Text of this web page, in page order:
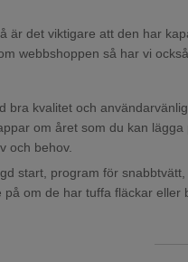
det viktigare att den har
webbshoppen så har vi
kvalitet och
om året som du kan
och behov.
start, program för
om de har tuffa fläckar eller